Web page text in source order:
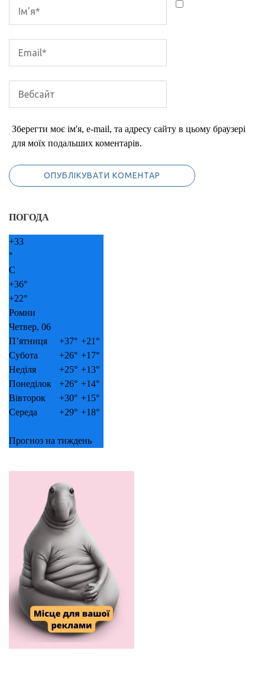
Зберегти моє ім'я, e-mail, та адресу сайту в цьому браузері
для моїх подальших коментарів.
ПОГОДА
+33
°
C
+36°
+22°
Ромни
Четвер, 06
П’ятниця
+37° +21°
Субота
+26° +17°
Неділя
+25° +13°
Понеділок
+26° +14°
Вівторок
+30° +15°
Середа
+29° +18°
Прогноз на тиждень